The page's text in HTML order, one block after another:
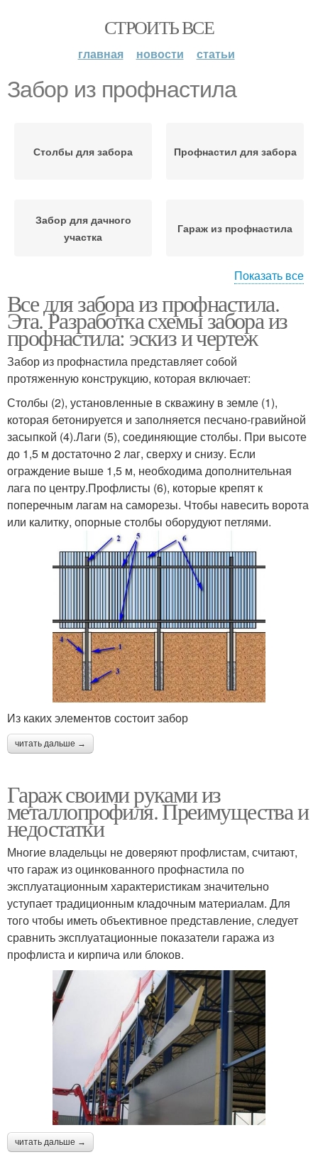
СТРОИТЬ ВСЕ
главная новости статьи
Забор из профнастила
Столбы для забора Профнастил для забора
Забор для дачного
участка
Гараж из профнастила
Забор из
евроштакетника
Забор из сетки
Деревянный забор
Показать все
Все для забора из профнастила.
Эта. Разработка схемы забора из
профнастила: эскиз и чертеж
Забор из профнастила представляет собой
протяженную конструкцию, которая включает:
Столбы (2), установленные в скважину в земле (1),
которая бетонируется и заполняется песчано-гравийной
засыпкой (4).Лаги (5), соединяющие столбы. При высоте
до 1,5 м достаточно 2 лаг, сверху и снизу. Если
ограждение выше 1,5 м, необходима дополнительная
лага по центру.Профлисты (6), которые крепят к
поперечным лагам на саморезы. Чтобы навесить ворота
или калитку, опорные столбы оборудуют петлями.
Из каких элементов состоит забор
читать дальше →
Гараж своими руками из
металлопрофиля. Преимущества и
недостатки
Многие владельцы не доверяют профлистам, считают,
что гараж из оцинкованного профнастила по
эксплуатационным характеристикам значительно
уступает традиционным кладочным материалам. Для
того чтобы иметь объективное представление, следует
сравнить эксплуатационные показатели гаража из
профлиста и кирпича или блоков.
читать дальше →